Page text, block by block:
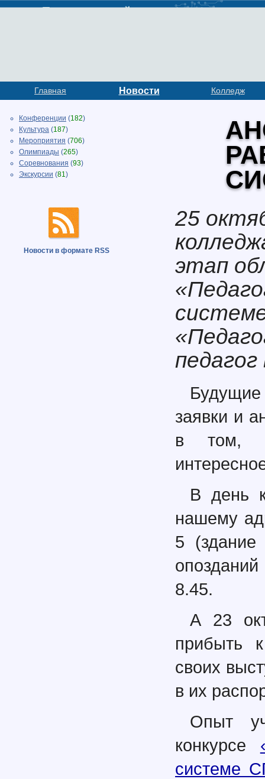
Главная Новости Колледж
Конференции (182)
Культура (187)
Мероприятия (706)
Олимпиады (265)
Соревнования (93)
Экскурсии (81)
Новости в формате RSS
25
этап
заявки и
в том,
В день
нашему
5
опозданий
8.45.
А 23
прибыть
своих
в их
Опыт
конкурсе
системе